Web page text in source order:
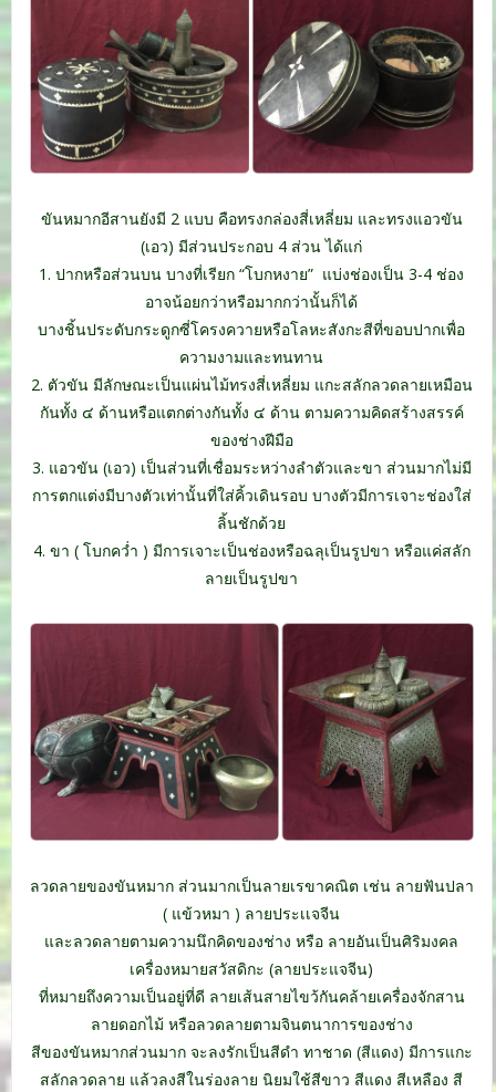
ขันหมากอีสานยังมี 2 แบบ คือทรงกล่องสี่เหลี่ยม และทรงแอวขัน
(เอว) มีส่วนประกอบ 4 ส่วน ได้แก่
1. ปากหรือส่วนบน บางที่เรียก “โบกหงาย” แบ่งช่องเป็น 3-4 ช่อง
อาจน้อยกว่าหรือมากกว่านั้นก็ได้
บางชิ้นประดับกระดูกซี่โครงควายหรือโลหะสังกะสีที่ขอบปากเพื่อ
ความงามและทนทาน
2. ตัวขัน มีลักษณะเป็นแผ่นไม้ทรงสี่เหลี่ยม แกะสลักลวดลายเหมือน
กันทั้ง ๔ ด้านหรือแตกต่างกันทั้ง ๔ ด้าน ตามความคิดสร้างสรรค์
ของช่างฝีมือ
3. แอวขัน (เอว) เป็นส่วนที่เชื่อมระหว่างลำตัวและขา ส่วนมากไม่มี
การตกแต่งมีบางตัวเท่านั้นที่ใส่คิ้วเดินรอบ บางตัวมีการเจาะช่องใส่
ลิ้นชักด้วย
4. ขา ( โบกคว่ำ ) มีการเจาะเป็นช่องหรือฉลุเป็นรูปขา หรือแค่สลัก
ลายเป็นรูปขา
ลวดลายของขันหมาก ส่วนมากเป็นลายเรขาคณิต เช่น ลายฟันปลา
( แข้วหมา ) ลายประเเจจีน
และลวดลายตามความนึกคิดของช่าง หรือ ลายอันเป็นศิริมงคล
เครื่องหมายสวัสดิกะ(ลายประแจจีน)
ที่หมายถึงความเป็นอยู่ที่ดี ลายเส้นสายไขว้กันคล้ายเครื่องจักสาน
ลายดอกไม้ หรือลวดลายตามจินตนาการของช่าง
สีของขันหมากส่วนมาก จะลงรักเป็นสีดำ ทาชาด (สีแดง) มีการแกะ
สลักลวดลาย แล้วลงสีในร่องลาย นิยมใช้สีขาว สีแดง สีเหลือง สี